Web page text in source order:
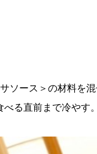
ソース＞の材料を
る直前まで冷やす。